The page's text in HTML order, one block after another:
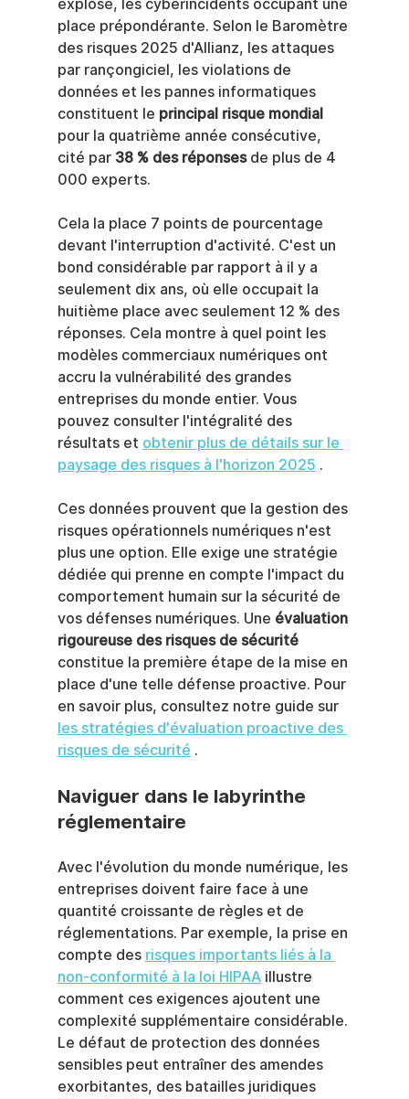
explosé, les cyberincidents occupant une
place prépondérante. Selon le Baromètre
des risques 2025 d'Allianz, les attaques
par rançongiciel, les violations de
données et les pannes informatiques
constituent le principal risque mondial
pour la quatrième année consécutive,
cité par 38 % des réponses de plus de 4
000 experts.
Cela la place 7 points de pourcentage
devant l'interruption d'activité. C'est un
bond considérable par rapport à il y a
seulement dix ans, où elle occupait la
huitième place avec seulement 12 % des
réponses. Cela montre à quel point les
modèles commerciaux numériques ont
accru la vulnérabilité des grandes
entreprises du monde entier. Vous
pouvez consulter l'intégralité des
résultats et obtenir plus de détails sur le
paysage des risques à l'horizon 2025 .
Ces données prouvent que la gestion des
risques opérationnels numériques n'est
plus une option. Elle exige une stratégie
dédiée qui prenne en compte l'impact du
comportement humain sur la sécurité de
vos défenses numériques. Une évaluation
rigoureuse des risques de sécurité
constitue la première étape de la mise en
place d'une telle défense proactive. Pour
en savoir plus, consultez notre guide sur
les stratégies d'évaluation proactive des
risques de sécurité .
Naviguer dans le labyrinthe
réglementaire
Avec l'évolution du monde numérique, les
entreprises doivent faire face à une
quantité croissante de règles et de
réglementations. Par exemple, la prise en
compte des risques importants liés à la
non-conformité à la loi HIPAA illustre
comment ces exigences ajoutent une
complexité supplémentaire considérable.
Le défaut de protection des données
sensibles peut entraîner des amendes
exorbitantes, des batailles juridiques